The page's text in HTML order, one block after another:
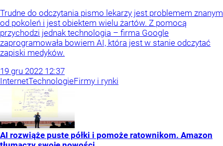
Trudne do odczytania pismo lekarzy jest problemem znanym
od pokoleń i jest obiektem wielu żartów. Z pomocą
przychodzi jednak technologia – firma Google
zaprogramowała bowiem AI, która jest w stanie odczytać
zapiski medyków.
19 gru 2022 12:37
InternetTechnologieFirmy i rynki
AI rozwiąże puste półki i pomoże ratownikom. Amazon